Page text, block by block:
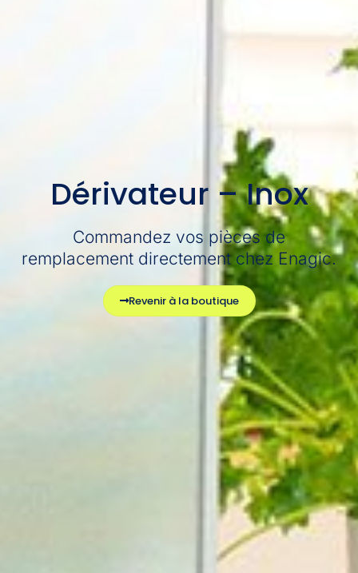
Dérivateur – Inox
Commandez vos pièces de
remplacement directement chez Enagic.
Revenir à la boutique